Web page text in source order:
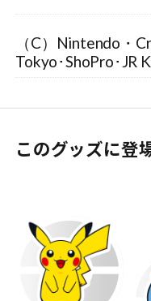
（C）Nintendo・
Tokyo･ShoPro･JR
このグッズに登